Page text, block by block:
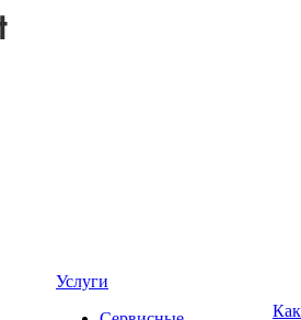
Услуги